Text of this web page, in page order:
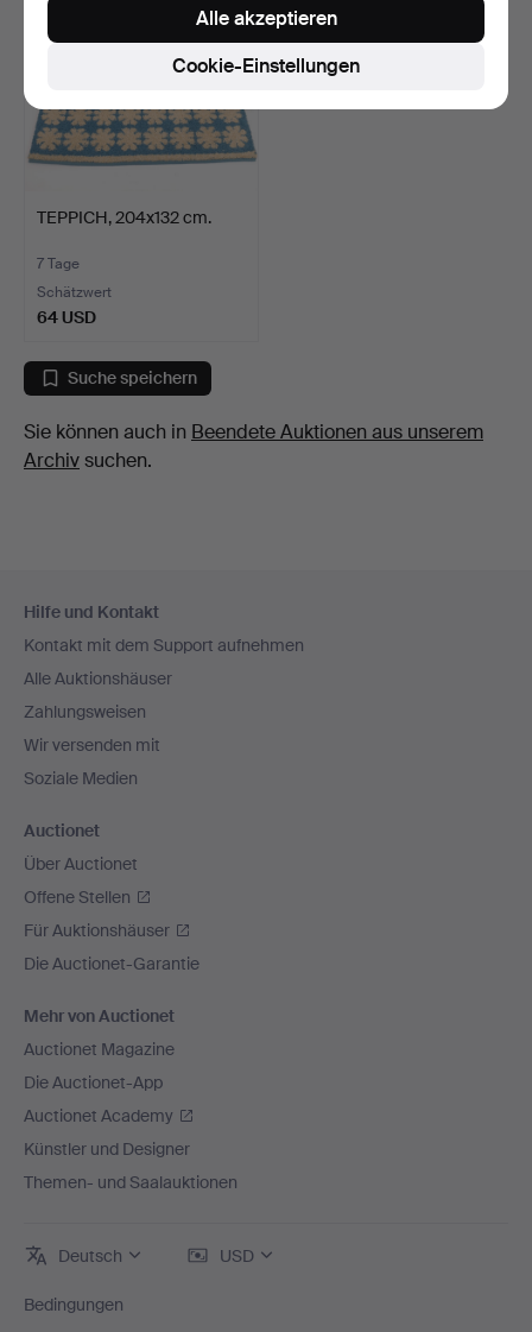
TEPPICH, 204x132 cm.
7 Tage
Schätzwert
64 USD
Suche speichern
Sie können auch in Beendete Auktionen aus unserem
Archivsuchen.
Navigation
Hilfe und Kontakt
Kontakt mit dem Support aufnehmen
Alle Auktionshäuser
Zahlungsweisen
Wir versenden mit
Soziale Medien
Auctionet
Über Auctionet
Offene Stellen
Für Auktionshäuser
Die Auctionet-Garantie
Mehr von Auctionet
Auctionet Magazine
Die Auctionet-App
Auctionet Academy
Künstler und Designer
Themen- und Saalauktionen
Deutsch USD
Bedingungen
Cookie-Einstellungen
Alle akzeptieren